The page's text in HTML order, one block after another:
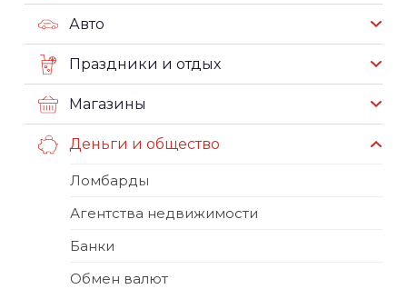
Авто
Праздники и отдых
Магазины
Деньги и общество
Ломбарды
Агентства недвижимости
Банки
Обмен валют